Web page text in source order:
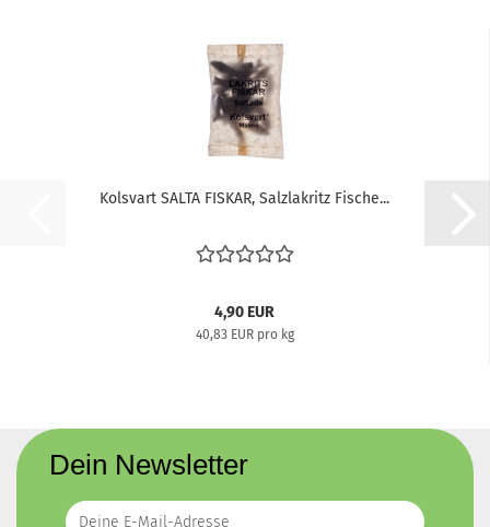
Kolsvart SALTA FISKAR, Salzlakritz Fische...
4,90 EUR
40,83 EUR pro kg
Dein Newsletter